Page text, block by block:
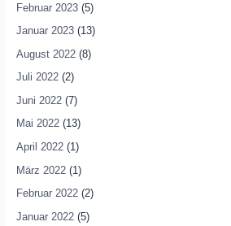
Februar 2023(5)
Januar 2023(13)
August 2022(8)
Juli 2022(2)
Juni 2022(7)
Mai 2022(13)
April 2022(1)
März 2022(1)
Februar 2022(2)
Januar 2022(5)